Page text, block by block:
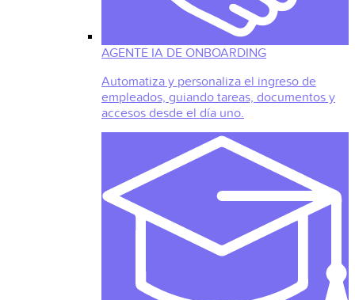
AGENTE IA DE ONBOARDING
Automatiza y personaliza el ingreso de
empleados, guiando tareas, documentos y
accesos desde el día uno.